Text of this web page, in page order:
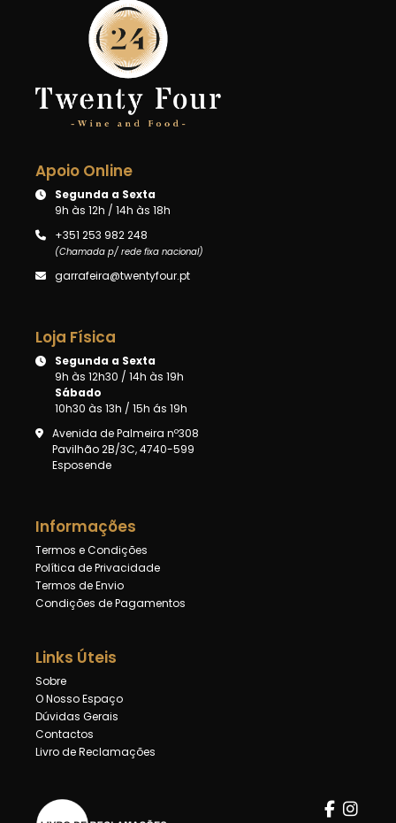
Apoio Online
Segunda a Sexta
9h às 12h / 14h às 18h
+351 253 982 248
(Chamada p/ rede fixa nacional)
garrafeira@twentyfour.pt
Loja Física
Segunda a Sexta
9h às 12h30 / 14h às 19h
Sábado
10h30 às 13h / 15h ás 19h
Avenida de Palmeira nº308
Pavilhão 2B/3C, 4740-599
Esposende
Informações
Termos e Condições
Política de Privacidade
Termos de Envio
Condições de Pagamentos
Links Úteis
Sobre
O Nosso Espaço
Dúvidas Gerais
Contactos
Livro de Reclamações